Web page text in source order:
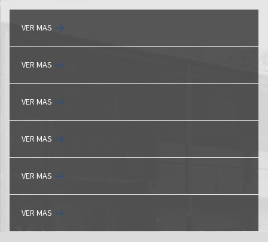
VER MAS
VER MAS
VER MAS
VER MAS
VER MAS
VER MAS